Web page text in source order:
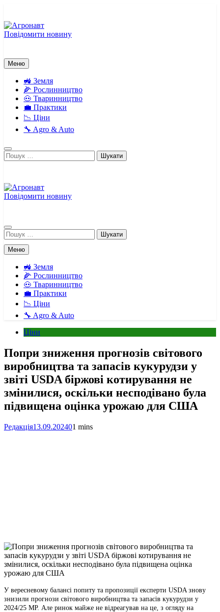
вмісту
Повідомити новину
Меню
🚜 Земля
🌽 Рослинництво
🐽 Тваринництво
💼 Практики
📉 Ціни
🔧 Agro & Auto
Пошук:
Повідомити новину
Пошук:
Меню
🚜 Земля
🌽 Рослинництво
🐽 Тваринництво
💼 Практики
📉 Ціни
🔧 Agro & Auto
Ціни
Попри зниження прогнозів світового
виробництва та запасів кукурудзи у
звіті USDA біржові котирування не
змінилися, оскільки несподівано була
підвищена оцінка урожаю для США
Редакція13.09.202401 mins
Link
Print
У вересневому балансі попиту та пропозиції експерти USDA знову
знизили прогнози світового виробництва та запасів кукурудзи у
2024/25 МР. Але ринок майже не відреагував на це, з огляду на